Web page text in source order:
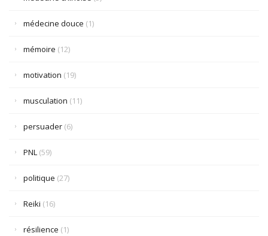
médecine douce (1)
mémoire (12)
motivation (19)
musculation (11)
persuader (6)
PNL (59)
politique (27)
Reiki (16)
résilience (1)